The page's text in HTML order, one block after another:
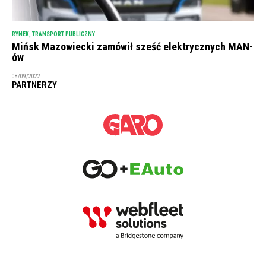
RYNEK TRANSPORT PUBLICZNY
Mińsk Mazowiecki zamówił sześć elektrycznych MAN-
ów
08/09/2022
PARTNERZY